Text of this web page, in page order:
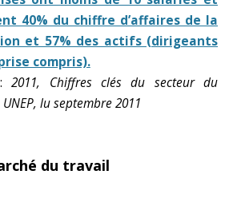
40% du chiffre d’affaires de la
et 57% des actifs (dirigeants
compris).
:2011, Chiffres clés du secteur du
lu septembre 2011
du travail